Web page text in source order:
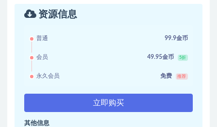
资源信息
普通 99.9金币
会员 49.95金币 5折
永久会员 免费 推荐
立即购买
其他信息